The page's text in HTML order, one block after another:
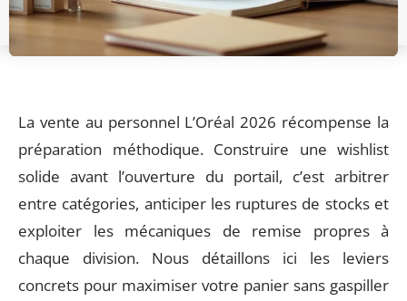
La vente au personnel L’Oréal 2026 récompense la
préparation méthodique. Construire une wishlist
solide avant l’ouverture du portail, c’est arbitrer
entre catégories, anticiper les ruptures de stocks et
exploiter les mécaniques de remise propres à
chaque division. Nous détaillons ici les leviers
concrets pour maximiser votre panier sans gaspiller